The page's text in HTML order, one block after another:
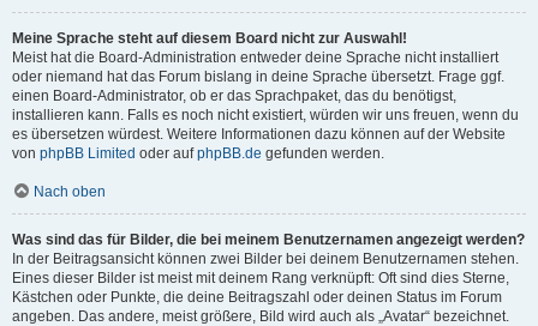
Meine Sprache steht auf diesem Board nicht zur Auswahl!
Meist hat die Board-Administration entweder deine Sprache nicht installiert
oder niemand hat das Forum bislang in deine Sprache übersetzt. Frage ggf.
einen Board-Administrator, ob er das Sprachpaket, das du benötigst,
installieren kann. Falls es noch nicht existiert, würden wir uns freuen, wenn du
es übersetzen würdest. Weitere Informationen dazu können auf der Website
von phpBB Limited oder aufphpBB.de gefunden werden.
Nach oben
Was sind das für Bilder, die bei meinem Benutzernamen angezeigt werden?
In der Beitragsansicht können zwei Bilder bei deinem Benutzernamen stehen.
Eines dieser Bilder ist meist mit deinem Rang verknüpft: Oft sind dies Sterne,
Kästchen oder Punkte, die deine Beitragszahl oder deinen Status im Forum
angeben. Das andere, meist größere, Bild wird auch als „Avatar“ bezeichnet.